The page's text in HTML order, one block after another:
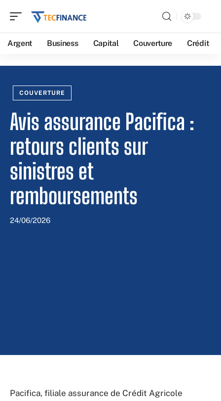
Argent Business Capital Couverture Crédit
COUVERTURE
Avis assurance Pacifica :
retours clients sur
sinistres et
remboursements
24/06/2026
Pacifica, filiale assurance de Crédit Agricole